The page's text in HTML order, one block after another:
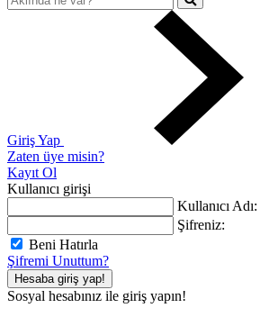
Giriş Yap
Zaten üye misin?
Kayıt Ol
Kullanıcı girişi
Kullanıcı Adı:
Şifreniz:
Beni Hatırla
Şifremi Unuttum?
Hesaba giriş yap!
Sosyal hesabınız ile giriş yapın!